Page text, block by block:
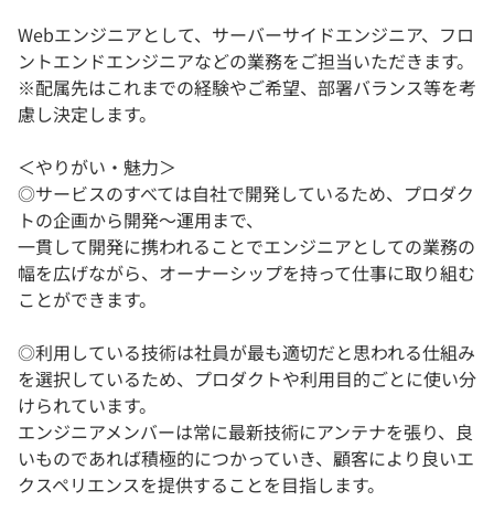
Webエンジニアとして、サーバーサイドエンジニア、フロ
ントエンドエンジニアなどの業務をご担当いただきます。
※配属先はこれまでの経験やご希望、部署バランス等を考
慮し決定します。
＜やりがい・魅力＞
◎サービスのすべては自社で開発しているため、プロダク
トの企画から開発～運用まで、
一貫して開発に携われることでエンジニアとしての業務の
幅を広げながら、オーナーシップを持って仕事に取り組む
ことができます。
◎利用している技術は社員が最も適切だと思われる仕組み
を選択しているため、プロダクトや利用目的ごとに使い分
けられています。
エンジニアメンバーは常に最新技術にアンテナを張り、良
いものであれば積極的につかっていき、顧客により良いエ
クスペリエンスを提供することを目指します。